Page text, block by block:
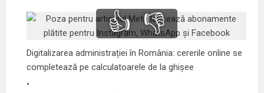
👍 👎
Digitalizarea administrației în România: cererile online se
completează pe calculatoarele de la ghișee